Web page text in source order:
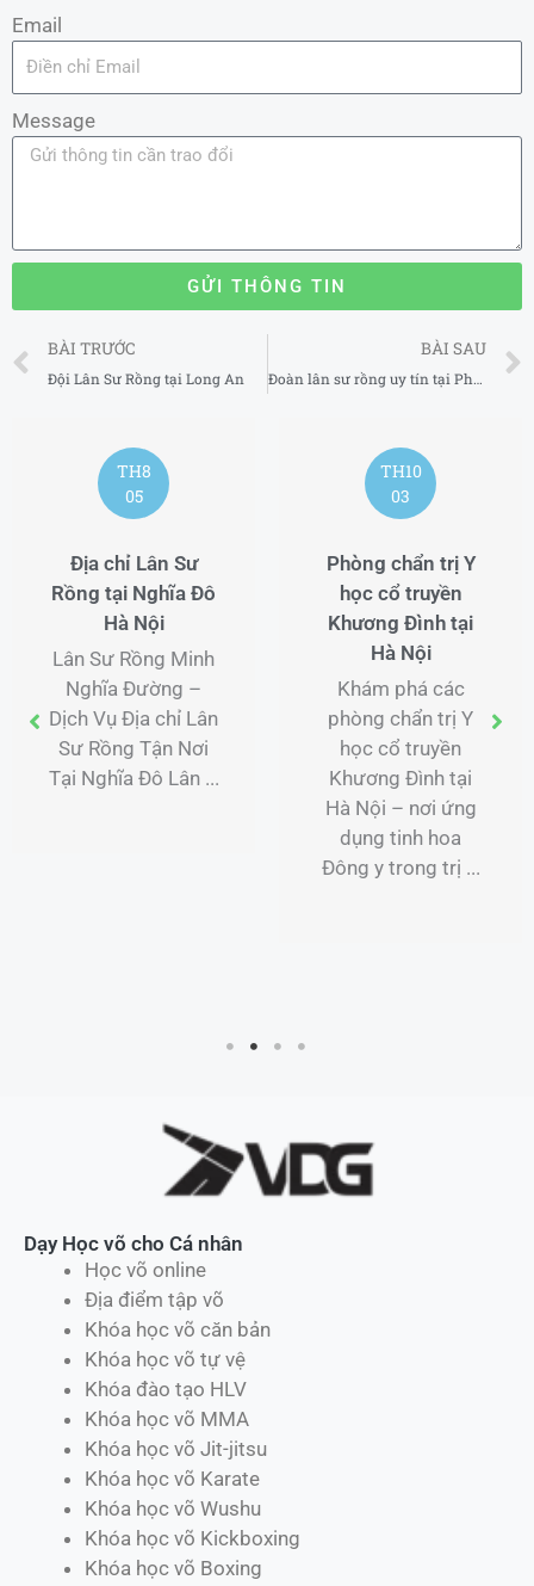
Email
Message
GỬI THÔNG TIN
Prev
BÀI TRƯỚC
Đội Lân Sư Rồng tại Long An
BÀI SAU
Đoàn lân sư rồng uy tín tại Phú Thọ
TH8
05
Địa chỉ Lân Sư
Rồng tại Nghĩa Đô
Hà Nội
Lân Sư Rồng Minh
Nghĩa Đường –
Dịch Vụ Địa chỉ Lân
Sư Rồng Tận Nơi
Tại Nghĩa Đô Lân ...
TH10
03
Phòng chẩn trị Y
học cổ truyền
Khương Đình tại
Hà Nội
Khám phá các
phòng chẩn trị Y
học cổ truyền
Khương Đình tại
Hà Nội – nơi ứng
dụng tinh hoa
Đông y trong trị ...
Dạy Học võ cho Cá nhân
Học võ online
Địa điểm tập võ
Khóa học võ căn bản
Khóa học võ tự vệ
Khóa đào tạo HLV
Khóa học võ MMA
Khóa học võ Jit-jitsu
Khóa học võ Karate
Khóa học võ Wushu
Khóa học võ Kickboxing
Khóa học võ Boxing